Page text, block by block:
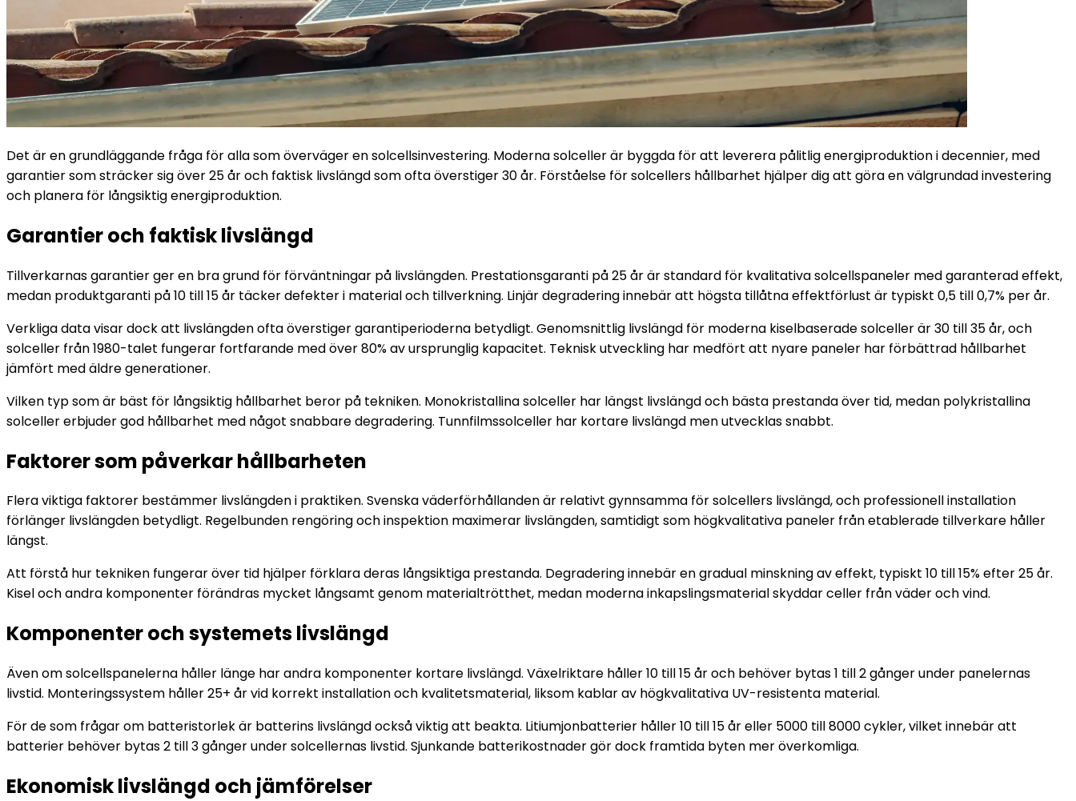
Det är en grundläggande fråga för alla som överväger en solcellsinvestering. Moderna solceller är byggda för att leverera pålitlig energiproduktion i decennier, med
garantier som sträcker sig över 25 år och faktisk livslängd som ofta överstiger 30 år. Förståelse för solcellers hållbarhet hjälper dig att göra en välgrundad investering
och planera för långsiktig energiproduktion.
Garantier och faktisk livslängd
Tillverkarnas garantier ger en bra grund för förväntningar på livslängden. Prestationsgaranti på 25 år är standard för kvalitativa solcellspaneler med garanterad effekt,
medan produktgaranti på 10 till 15 år täcker defekter i material och tillverkning. Linjär degradering innebär att högsta tillåtna effektförlust är typiskt 0,5 till 0,7% per år.
Verkliga data visar dock att livslängden ofta överstiger garantiperioderna betydligt. Genomsnittlig livslängd för moderna kiselbaserade solceller är 30 till 35 år, och
solceller från 1980-talet fungerar fortfarande med över 80% av ursprunglig kapacitet. Teknisk utveckling har medfört att nyare paneler har förbättrad hållbarhet
jämfört med äldre generationer.
Vilken typ som är bäst för långsiktig hållbarhet beror på tekniken. Monokristallina solceller har längst livslängd och bästa prestanda över tid, medan polykristallina
solceller erbjuder god hållbarhet med något snabbare degradering. Tunnfilmssolceller har kortare livslängd men utvecklas snabbt.
Faktorer som påverkar hållbarheten
Flera viktiga faktorer bestämmer livslängden i praktiken. Svenska väderförhållanden är relativt gynnsamma för solcellers livslängd, och professionell installation
förlänger livslängden betydligt. Regelbunden rengöring och inspektion maximerar livslängden, samtidigt som högkvalitativa paneler från etablerade tillverkare håller
längst.
Att förstå hur tekniken fungerar över tid hjälper förklara deras långsiktiga prestanda. Degradering innebär en gradual minskning av effekt, typiskt 10 till 15% efter 25 år.
Kisel och andra komponenter förändras mycket långsamt genom materialtrötthet, medan moderna inkapslingsmaterial skyddar celler från väder och vind.
Komponenter och systemets livslängd
Även om solcellspanelerna håller länge har andra komponenter kortare livslängd. Växelriktare håller 10 till 15 år och behöver bytas 1 till 2 gånger under panelernas
livstid. Monteringssystem håller 25+ år vid korrekt installation och kvalitetsmaterial, liksom kablar av högkvalitativa UV-resistenta material.
För de som frågar om batteristorlek är batterins livslängd också viktig att beakta. Litiumjonbatterier håller 10 till 15 år eller 5000 till 8000 cykler, vilket innebär att
batterier behöver bytas 2 till 3 gånger under solcellernas livstid. Sjunkande batterikostnader gör dock framtida byten mer överkomliga.
Ekonomisk livslängd och jämförelser